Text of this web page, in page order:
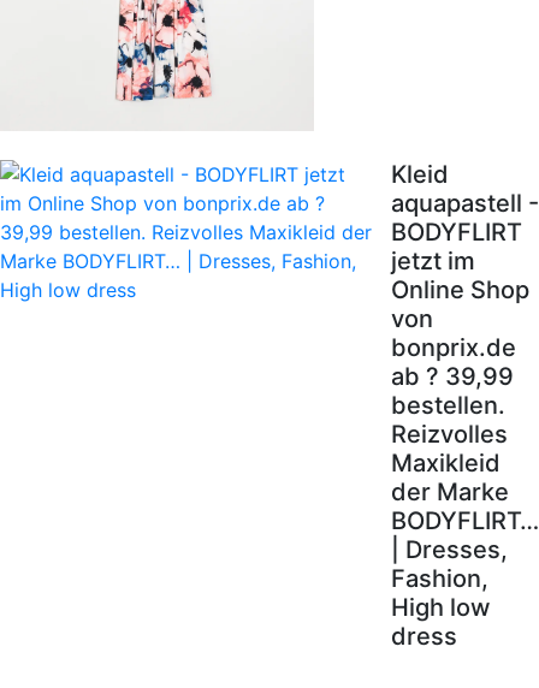
Kleid
aquapastell -
BODYFLIRT
jetzt im
Online Shop
von
bonprix.de
ab ? 39,99
bestellen.
Reizvolles
Maxikleid
der Marke
BODYFLIRT…
| Dresses,
Fashion,
High low
dress